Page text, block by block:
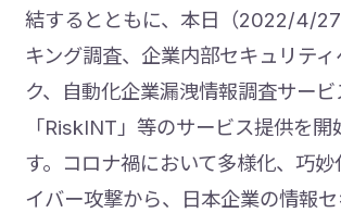
結するとともに、本日（2022/4/
キング調査、企業内部セキュリテ
ク、自動化企業漏洩情報調査サービ
「RiskINT」等のサービス提供を開
す。コロナ禍において多様化、巧
イバー攻撃から、日本企業の情報